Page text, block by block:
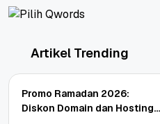
Artikel Trending
Promo Ramadan 2026:
Diskon Domain dan Hosting